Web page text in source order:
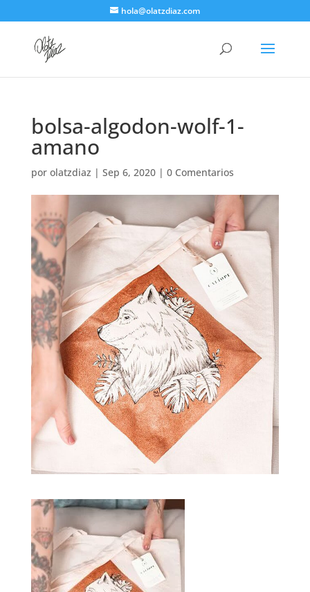
hola@olatzdiaz.com
bolsa-algodon-wolf-1-
amano
por olatzdiaz | Sep 6, 2020| 0 Comentarios